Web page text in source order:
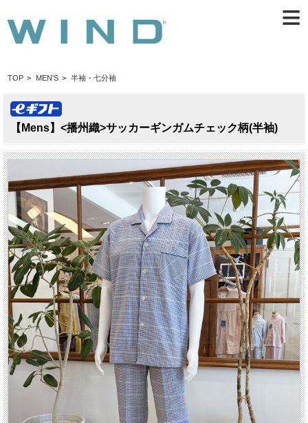
TOP > MEN'S > 半袖・七分袖
【Mens】<播州織>サッカーギンガムチェック柄(半袖)
≡